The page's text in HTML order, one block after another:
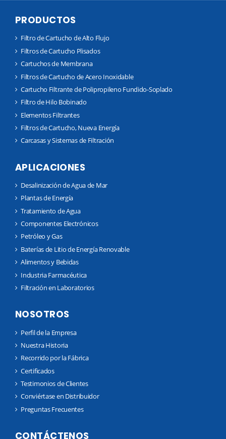
PRODUCTOS
Filtro de Cartucho de Alto Flujo
Filtros de Cartucho Plisados
Cartuchos de Membrana
Filtros de Cartucho de Acero Inoxidable
Cartucho Filtrante de Polipropileno Fundido-Soplado
Filtro de Hilo Bobinado
Elementos Filtrantes
Filtros de Cartucho, Nueva Energía
Carcasas y Sistemas de Filtración
APLICACIONES
Desalinización de Agua de Mar
Plantas de Energía
Tratamiento de Agua
Componentes Electrónicos
Petróleo y Gas
Baterías de Litio de Energía Renovable
Alimentos y Bebidas
Industria Farmacéutica
Filtración en Laboratorios
NOSOTROS
Perfil de la Empresa
Nuestra Historia
Recorrido por la Fábrica
Certificados
Testimonios de Clientes
Conviértase en Distribuidor
Preguntas Frecuentes
CONTÁCTENOS